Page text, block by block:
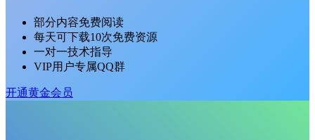
部分内容免费阅读
每天可下载10次免费资源
一对一技术指导
VIP用户专属QQ群
开通黄金会员